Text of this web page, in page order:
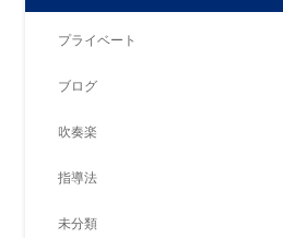
プライベート
ブログ
吹奏楽
指導法
未分類